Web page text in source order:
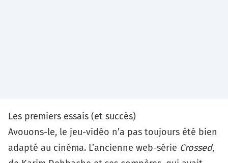
Les premiers essais (et succès)
Avouons-le, le jeu-vidéo n’a pas toujours été bien
adapté au cinéma. L’ancienne web-série Crossed,